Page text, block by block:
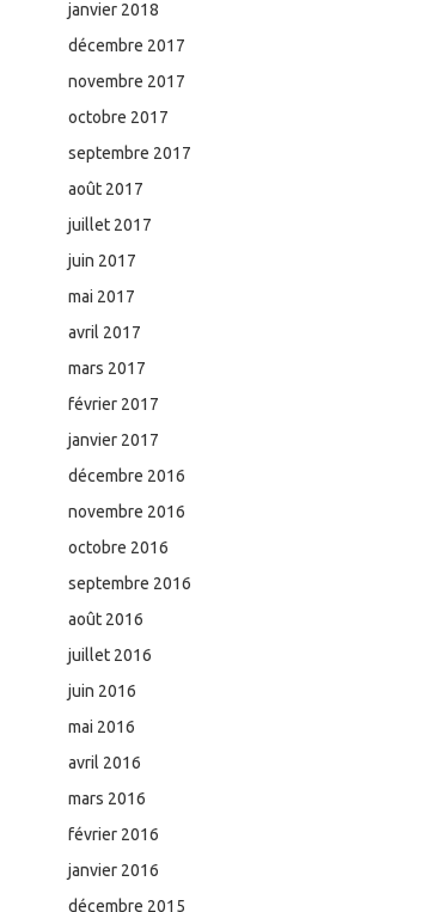
janvier 2018
décembre 2017
novembre 2017
octobre 2017
septembre 2017
août 2017
juillet 2017
juin 2017
mai 2017
avril 2017
mars 2017
février 2017
janvier 2017
décembre 2016
novembre 2016
octobre 2016
septembre 2016
août 2016
juillet 2016
juin 2016
mai 2016
avril 2016
mars 2016
février 2016
janvier 2016
décembre 2015